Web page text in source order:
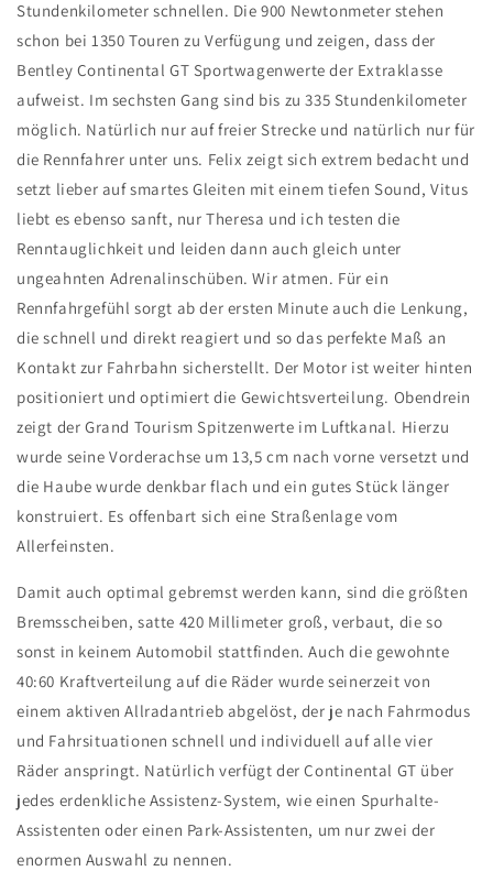
Stundenkilometer schnellen. Die 900 Newtonmeter stehen
schon bei 1350 Touren zu Verfügung und zeigen, dass der
Bentley Continental GT Sportwagenwerte der Extraklasse
aufweist. Im sechsten Gang sind bis zu 335 Stundenkilometer
möglich. Natürlich nur auf freier Strecke und natürlich nur für
die Rennfahrer unter uns. Felix zeigt sich extrem bedacht und
setzt lieber auf smartes Gleiten mit einem tiefen Sound, Vitus
liebt es ebenso sanft, nur Theresa und ich testen die
Renntauglichkeit und leiden dann auch gleich unter
ungeahnten Adrenalinschüben. Wir atmen. Für ein
Rennfahrgefühl sorgt ab der ersten Minute auch die Lenkung,
die schnell und direkt reagiert und so das perfekte Maß an
Kontakt zur Fahrbahn sicherstellt. Der Motor ist weiter hinten
positioniert und optimiert die Gewichtsverteilung. Obendrein
zeigt der Grand Tourism Spitzenwerte im Luftkanal. Hierzu
wurde seine Vorderachse um 13,5 cm nach vorne versetzt und
die Haube wurde denkbar flach und ein gutes Stück länger
konstruiert. Es offenbart sich eine Straßenlage vom
Allerfeinsten.
Damit auch optimal gebremst werden kann, sind die größten
Bremsscheiben, satte 420 Millimeter groß, verbaut, die so
sonst in keinem Automobil stattfinden. Auch die gewohnte
40:60 Kraftverteilung auf die Räder wurde seinerzeit von
einem aktiven Allradantrieb abgelöst, der je nach Fahrmodus
und Fahrsituationen schnell und individuell auf alle vier
Räder anspringt. Natürlich verfügt der Continental GT über
jedes erdenkliche Assistenz-System, wie einen Spurhalte-
Assistenten oder einen Park-Assistenten, um nur zwei der
enormen Auswahl zu nennen.